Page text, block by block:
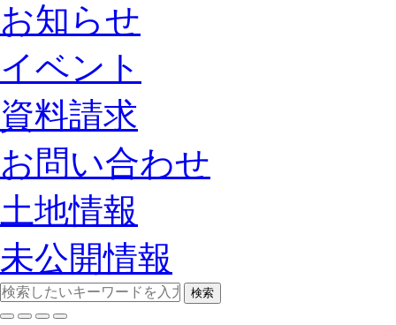
お知らせ
イベント
資料請求
お問い合わせ
土地情報
未公開情報
検索